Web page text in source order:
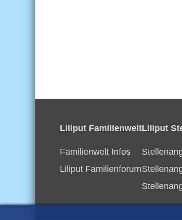
Liliput Familienwelt
Familienwelt Infos
Liliput Familienforum
Liliput